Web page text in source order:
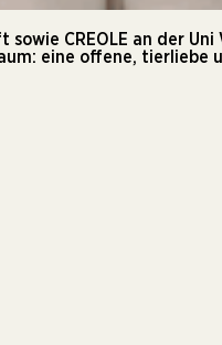
CREOLE an der
eine offene,